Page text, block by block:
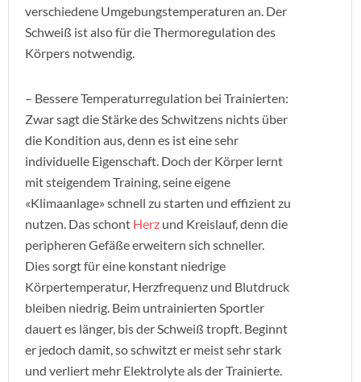
verschiedene Umgebungstemperaturen an. Der
Schweiß ist also für die Thermoregulation des
Körpers notwendig.
– Bessere Temperaturregulation bei Trainierten:
Zwar sagt die Stärke des Schwitzens nichts über
die Kondition aus, denn es ist eine sehr
individuelle Eigenschaft. Doch der Körper lernt
mit steigendem Training, seine eigene
«Klimaanlage» schnell zu starten und effizient zu
nutzen. Das schont Herz und Kreislauf, denn die
peripheren Gefäße erweitern sich schneller.
Dies sorgt für eine konstant niedrige
Körpertemperatur, Herzfrequenz und Blutdruck
bleiben niedrig. Beim untrainierten Sportler
dauert es länger, bis der Schweiß tropft. Beginnt
er jedoch damit, so schwitzt er meist sehr stark
und verliert mehr Elektrolyte als der Trainierte.